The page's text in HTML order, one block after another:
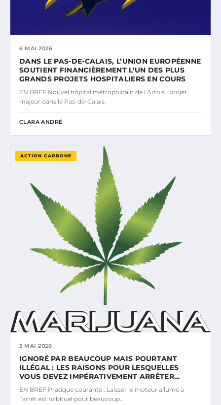
6 MAI 2026
DANS LE PAS-DE-CALAIS, L’UNION EUROPÉENNE
SOUTIENT FINANCIÈREMENT L’UN DES PLUS
GRANDS PROJETS HOSPITALIERS EN COURS
EN BREF Nouvel hôpital métropolitain de l’Artois : projet
majeur dans le Pas-de-Calais.
CLARA ANDRÉ
ACTION CARBONE
3 MAI 2026
IGNORÉ PAR BEAUCOUP MAIS POURTANT
ILLÉGAL : LES RAISONS POUR LESQUELLES
VOUS DEVEZ IMPÉRATIVEMENT ARRÊTER…
EN BREF Pratique courante : Laisser le moteur allumé à
l’arrêt est habituel pour beaucoup…